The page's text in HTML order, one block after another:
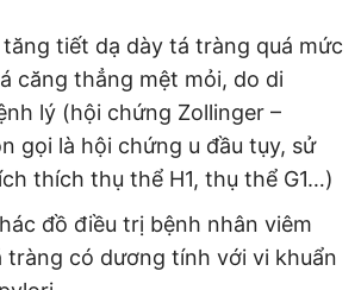
tiết dạ dày tá tràng quá mức
căng thẳng mệt mỏi, do di
lý (hội chứng Zollinger –
gọi là hội chứng u đầu tụy, sử
thích thụ thể H1, thụ thể G1…)
đồ điều trị bệnh nhân viêm
tràng có dương tính với vi khuẩn